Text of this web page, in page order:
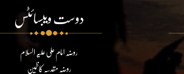
دوست ویبسائٹس
روضہ امام علی علیہ السلام
روضہ مقدسہ کاظمین